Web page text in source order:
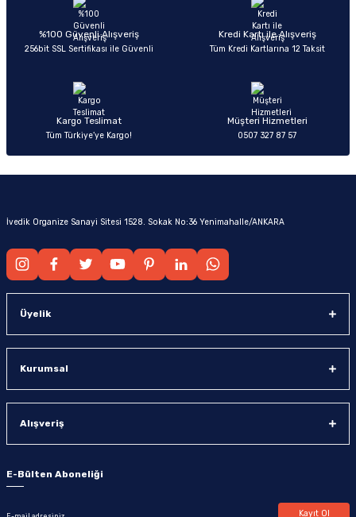
%100 Güvenli Alışveriş
256bit SSL Sertifikası ile Güvenli
Kredi Kartı ile Alışveriş
Tüm Kredi Kartlarına 12 Taksit
Kargo Teslimat
Tüm Türkiye’ye Kargo!
Müşteri Hizmetleri
0507 327 87 57
İvedik Organize Sanayi Sitesi 1528. Sokak No:36 Yenimahalle/ANKARA
Üyelik
Kurumsal
Alışveriş
E-Bülten Aboneliği
Kayıt Ol